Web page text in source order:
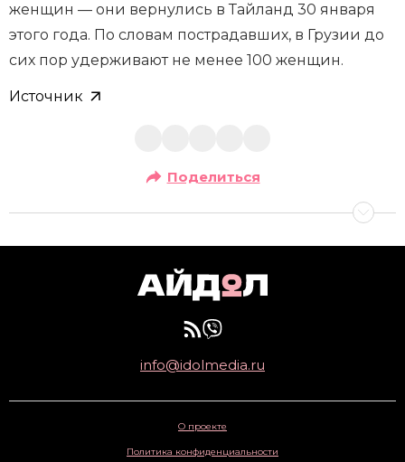
женщин — они вернулись в Тайланд 30 января
этого года. По словам пострадавших, в Грузии до
сих пор удерживают не менее 100 женщин.
Источник
Поделиться
info@idolmedia.ru
О проекте
Политика конфиденциальности